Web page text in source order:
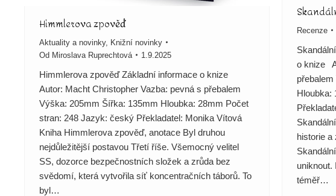
Recenze
o knize
Hloubka:
historie a
téměř…
Himmlerova zpověď
Aktuality a novinky, Knižní novinky
Od Miroslava Ruprechtová 1.9.2025
Himmlerova zpověď Základní informace o knize
Autor: Macht Christopher Vazba: pevná s přebalem
Výška: 205mm Šířka: 135mm Hloubka: 28mm Počet
stran: 248 Jazyk: český Překladatel: Monika Vítová
Kniha Himmlerova zpověď, anotace Byl druhou
nejdůležitější postavou Třetí říše. Všemocný velitel
SS, dozorce bezpečnostních složek a zrůda bez
svědomí, která vytvořila síť koncentračních táborů. To
byl…